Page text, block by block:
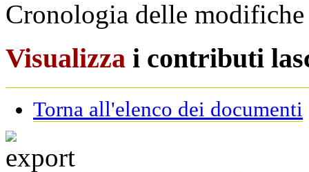
Cronologia delle
Visualizza i contributi
Torna all'elenco dei documenti